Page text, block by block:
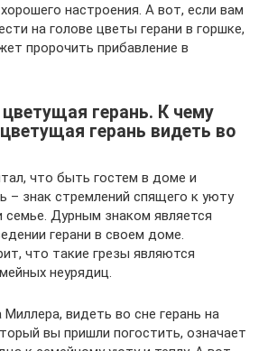
настроения. А вот, если вам
на голове цветы герани в горшке,
пророчить прибавление в
герань. К чему
герань видеть во
что быть гостем в доме и
– знак стремлений спящего к уюту
семье. Дурным знаком является
герани в своем доме.
что такие грезы являются
неурядиц.
видеть во сне герань на
вы пришли погостить, означает